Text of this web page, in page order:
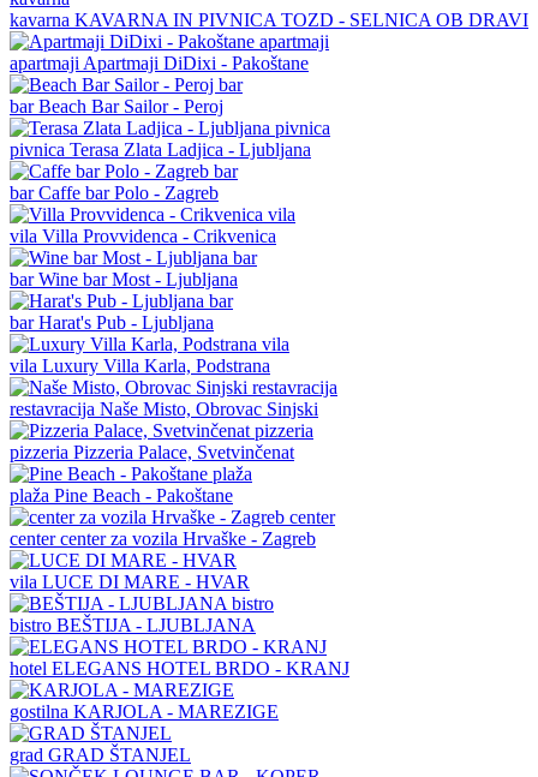
kavarna KAVARNA IN PIVNICA TOZD - SELNICA OB DRAVI
apartmaji Apartmaji DiDixi - Pakoštane
barBeach Bar Sailor - Peroj
pivnica Terasa Zlata Ladjica - Ljubljana
barCaffe bar Polo - Zagreb
vila Villa Provvidenca - Crikvenica
barWine bar Most - Ljubljana
barHarat's Pub - Ljubljana
vila Luxury Villa Karla, Podstrana
restavracija Naše Misto, Obrovac Sinjski
pizzeria Pizzeria Palace, Svetvinčenat
plaža Pine Beach - Pakoštane
centercenter za vozila Hrvaške - Zagreb
vila LUCE DI MARE - HVAR
bistro BEŠTIJA - LJUBLJANA
hotel ELEGANS HOTEL BRDO - KRANJ
gostilna KARJOLA - MAREZIGE
grad GRAD ŠTANJEL